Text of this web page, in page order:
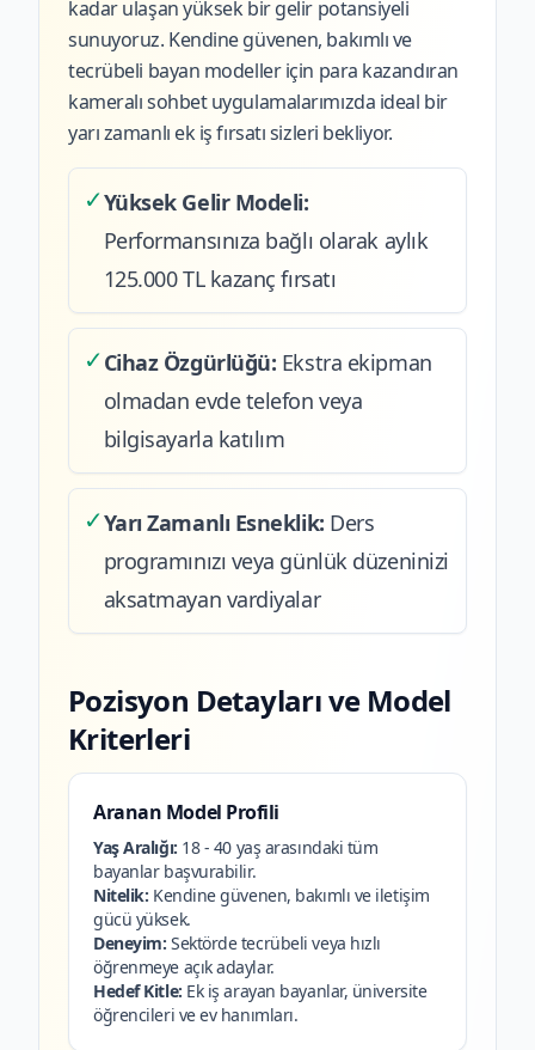
kadar ulaşan yüksek bir gelir potansiyeli
sunuyoruz. Kendine güvenen, bakımlı ve
tecrübeli bayan modeller için para kazandıran
kameralı sohbet uygulamalarımızda ideal bir
yarı zamanlı ek iş fırsatı sizleri bekliyor.
✓Yüksek Gelir Modeli:
Performansınıza bağlı olarak aylık
125.000 TL kazanç fırsatı
✓Cihaz Özgürlüğü: Ekstra ekipman
olmadan evde telefon veya
bilgisayarla katılım
✓Yarı Zamanlı Esneklik: Ders
programınızı veya günlük düzeninizi
aksatmayan vardiyalar
Pozisyon Detayları ve Model
Kriterleri
Aranan Model Profili
Yaş Aralığı: 18 - 40 yaş arasındaki tüm
bayanlar başvurabilir.
Nitelik: Kendine güvenen, bakımlı ve iletişim
gücü yüksek.
Deneyim: Sektörde tecrübeli veya hızlı
öğrenmeye açık adaylar.
Hedef Kitle: Ek iş arayan bayanlar, üniversite
öğrencileri ve ev hanımları.